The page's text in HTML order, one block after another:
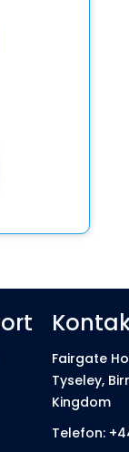
Fairgate
Tyseley,
Kingdom
Telefon: